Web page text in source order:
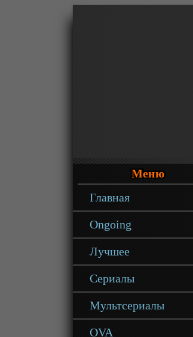
Меню
Главная
Ongoing
Лучшее
Сериалы
Мультсериалы
OVA